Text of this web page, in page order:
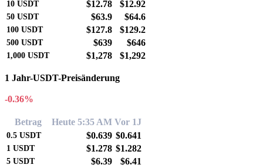
10 USDT $12.78 $12.92
50 USDT $63.9 $64.6
100 USDT $127.8 $129.2
500 USDT $639 $646
1,000 USDT $1,278 $1,292
1 Jahr-USDT-Preisänderung
-0.36%
Betrag Heute 5:35 AM Vor 1J
0.5 USDT $0.639 $0.641
1 USDT $1.278 $1.282
5 USDT $6.39 $6.41